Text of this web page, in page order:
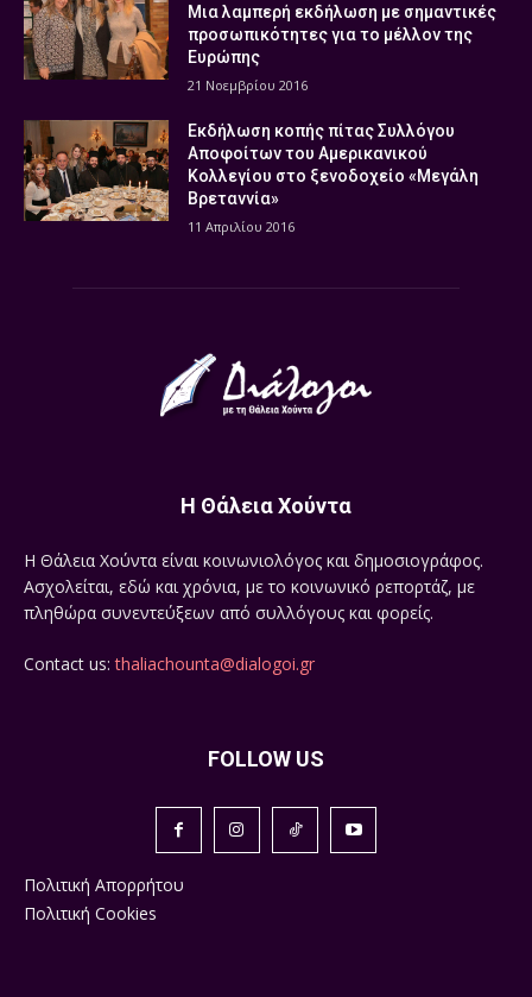
Μια λαμπερή εκδήλωση με σημαντικές
προσωπικότητες για το μέλλον της
Ευρώπης
21 Νοεμβρίου 2016
Εκδήλωση κοπής πίτας Συλλόγου
Αποφοίτων του Αμερικανικού
Κολλεγίου στο ξενοδοχείο «Μεγάλη
Βρεταννία»
11 Απριλίου 2016
Η Θάλεια Χούντα
Η Θάλεια Χούντα είναι κοινωνιολόγος και δημοσιογράφος.
Ασχολείται, εδώ και χρόνια, με το κοινωνικό ρεπορτάζ, με
πληθώρα συνεντεύξεων από συλλόγους και φορείς.
Contact us:thaliachounta@dialogoi.gr
FOLLOW US
Πολιτική Απορρήτου
Πολιτική Cookies